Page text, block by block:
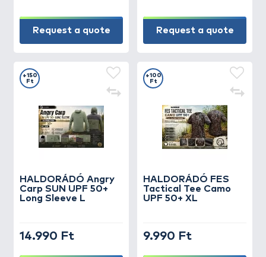
Request a quote Request a quote
HALDORÁDÓ Angry
Carp SUN UPF 50+
Long Sleeve L
+150
Ft
14.990 Ft
HALDORÁDÓ FES
Tactical Tee Camo
UPF 50+ XL
+100
Ft
9.990 Ft